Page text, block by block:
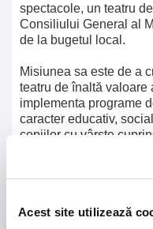
Acest site utilizează
spectacole, un teatru
Consiliului General al
de la bugetul local.
Misiunea sa este de a
teatru de înaltă valoare
implementa programe
caracter educativ,
copiilor cu vârste
cadrelor didactice
ţară vizionează